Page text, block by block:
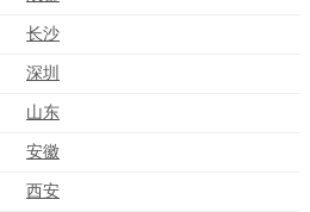
长沙
深圳
山东
安徽
西安